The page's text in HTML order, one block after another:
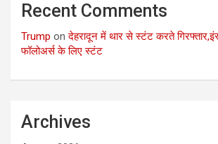
Recent Comments
Trump onदेहरादून में थार से स्टंट करते
फॉलोअर्स के लिए स्टंट
Archives